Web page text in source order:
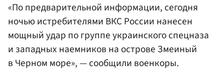
«По предварительной информации, сегодня
ночью истребителями ВКС России нанесен
мощный удар по группе украинского спецназа
и западных наемников на острове Змеиный
в Черном море», — сообщили военкоры.